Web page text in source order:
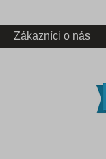
Zákazníci o nás